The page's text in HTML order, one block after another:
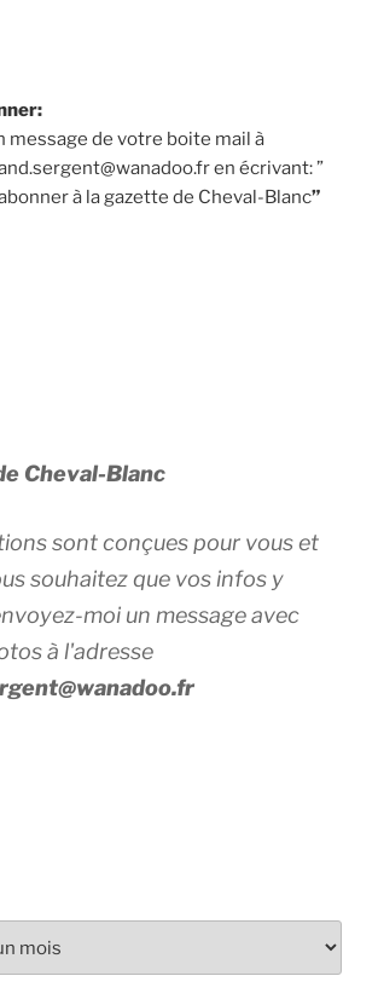
message de votre boite mail à
en écrivant: ”
à la gazette de Cheval-Blanc”
Cheval-Blanc
sont conçues pour vous et
souhaitez que vos infos y
moi un message avec
à l'adresse